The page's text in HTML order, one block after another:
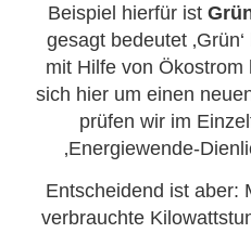
Beispiel hierfür ist
gesagt bedeutet
mit Hilfe von
sich hier um einen
prüfen wir im
‚Energiewende-
Entscheidend ist aber:
verbrauchte